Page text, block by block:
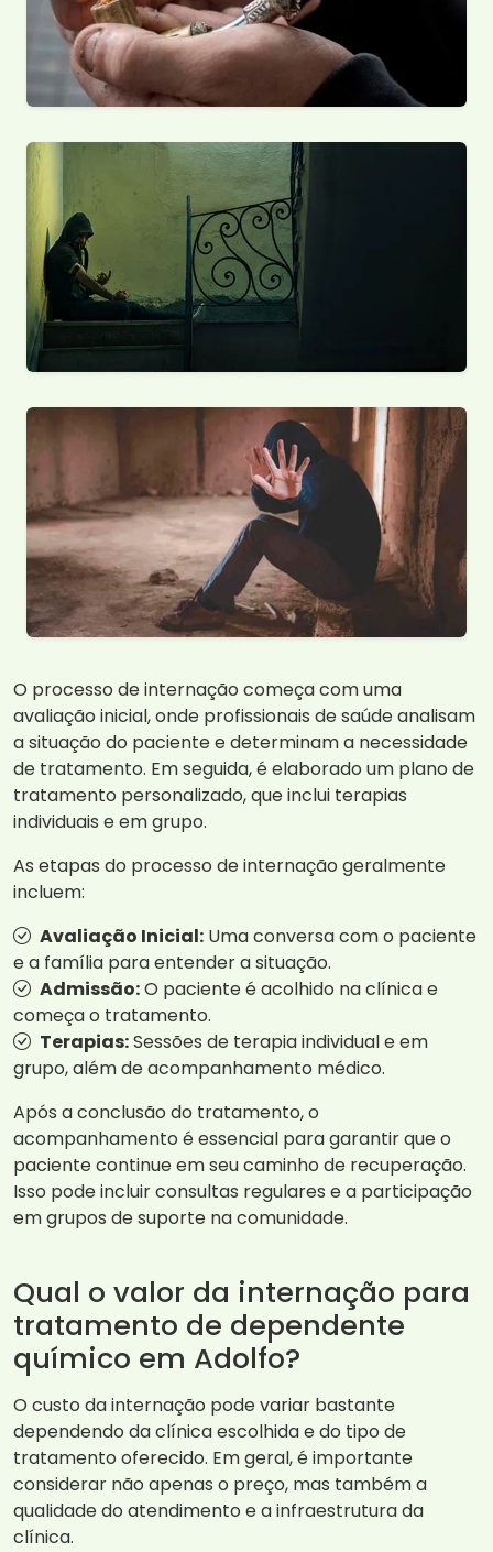
O processo de internação começa com uma
avaliação inicial, onde profissionais de saúde analisam
a situação do paciente e determinam a necessidade
de tratamento. Em seguida, é elaborado um plano de
tratamento personalizado, que inclui terapias
individuais e em grupo.
As etapas do processo de internação geralmente
incluem:
Avaliação Inicial: Uma conversa com o paciente
e a família para entender a situação.
Admissão:O paciente é acolhido na clínica e
começa o tratamento.
Terapias:Sessões de terapia individual e em
grupo, além de acompanhamento médico.
Após a conclusão do tratamento, o
acompanhamento é essencial para garantir que o
paciente continue em seu caminho de recuperação.
Isso pode incluir consultas regulares e a participação
em grupos de suporte na comunidade.
Qual o valor da internação para
tratamento de dependente
químico em Adolfo?
O custo da internação pode variar bastante
dependendo da clínica escolhida e do tipo de
tratamento oferecido. Em geral, é importante
considerar não apenas o preço, mas também a
qualidade do atendimento e a infraestrutura da
clínica.